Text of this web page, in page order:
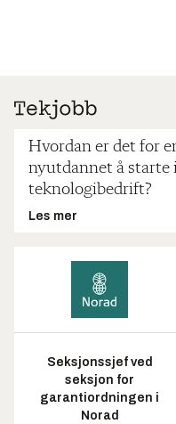
Hvordan er det for
nyutdannet å starte
teknologibedrift?
Les mer
Seksjonssjef ved
seksjon for
garantiordningen i
Norad